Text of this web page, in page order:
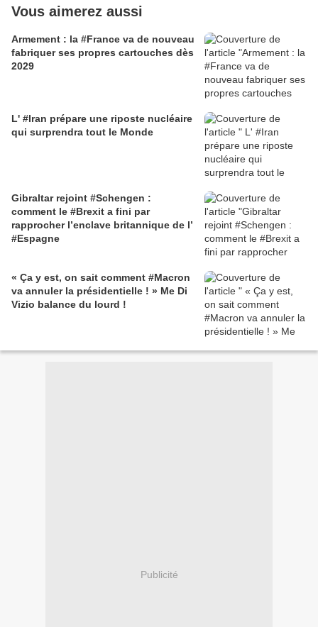
Vous aimerez aussi
Armement : la #France va de nouveau
fabriquer ses propres cartouches dès
2029
L' #Iran prépare une riposte nucléaire
qui surprendra tout le Monde
Gibraltar rejoint #Schengen :
comment le #Brexit a fini par
rapprocher l’enclave britannique de l’
#Espagne
« Ça y est, on sait comment #Macron
va annuler la présidentielle ! » Me Di
Vizio balance du lourd !
Publicité